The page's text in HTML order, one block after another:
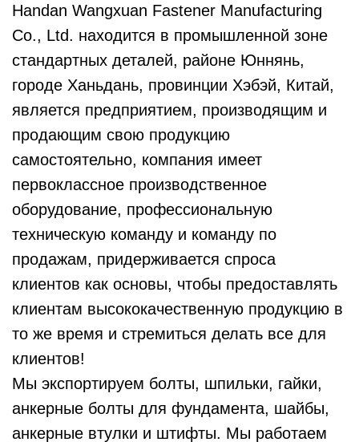
Handan Wangxuan Fastener Manufacturing
Co., Ltd. находится в промышленной зоне
стандартных деталей, районе Юннянь,
городе Ханьдань, провинции Хэбэй, Китай,
является предприятием, производящим и
продающим свою продукцию
самостоятельно, компания имеет
первоклассное производственное
оборудование, профессиональную
техническую команду и команду по
продажам, придерживается спроса
клиентов как основы, чтобы предоставлять
клиентам высококачественную продукцию в
то же время и стремиться делать все для
клиентов!
Мы экспортируем болты, шпильки, гайки,
анкерные болты для фундамента, шайбы,
анкерные втулки и штифты. Мы работаем